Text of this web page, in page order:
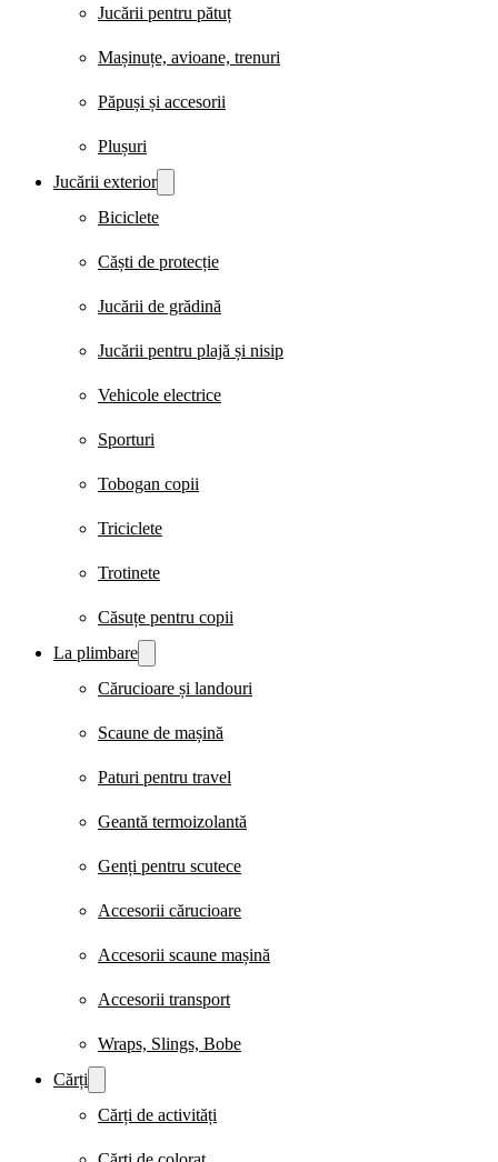
Jucării pentru pătuț
Mașinuțe, avioane, trenuri
Păpuși și accesorii
Plușuri
Jucării exterior
Biciclete
Căști de protecție
Jucării de grădină
Jucării pentru plajă și nisip
Vehicole electrice
Sporturi
Tobogan copii
Triciclete
Trotinete
Căsuțe pentru copii
La plimbare
Cărucioare și landouri
Scaune de mașină
Paturi pentru travel
Geantă termoizolantă
Genți pentru scutece
Accesorii cărucioare
Accesorii scaune mașină
Accesorii transport
Wraps, Slings, Bobe
Cărți
Cărți de activități